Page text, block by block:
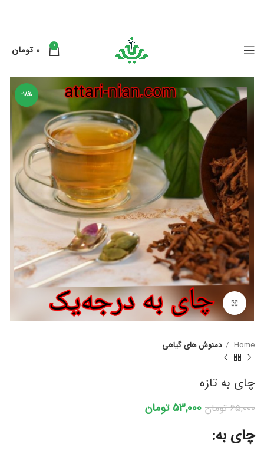
0
0 تومان
-18%
برای بزرگنمایی کلیک کنید
Home دمنوش های گیاهی
چای به تازه
65,000تومان 53,000 تومان
چای به: